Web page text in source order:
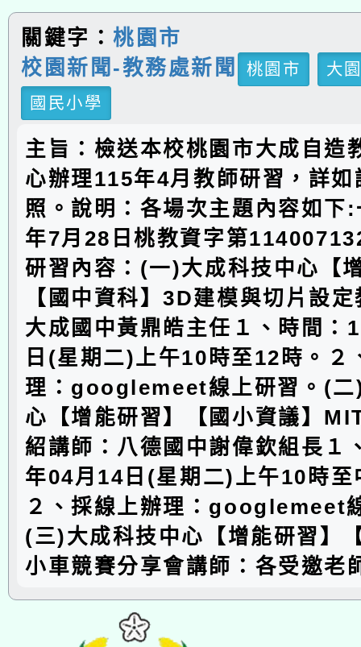
關鍵字：桃園市
校園新聞-教務處新聞
桃園市
大
國民小學
主旨：檢送本校桃園市大成自造
心辦理115年4月教師研習，詳如
照。說明：各場次主題內容如下
年7月28日桃教資字第
研習內容：(一)大成科技中心【
【國中資科】3D建模與切片設
大成國中黃鼎皓主任１、時間：
日(星期二)上午10時至12時。２
理：googlemeet線上研習。(二
心【增能研習】【國小資議】
紹講師：八德國中謝偉欽組長１
年04月14日(星期二)上午10時至
２、採線上辦理：googlemeet
(三)大成科技中心【增能研習】
小車競賽分享會講師：各受邀老